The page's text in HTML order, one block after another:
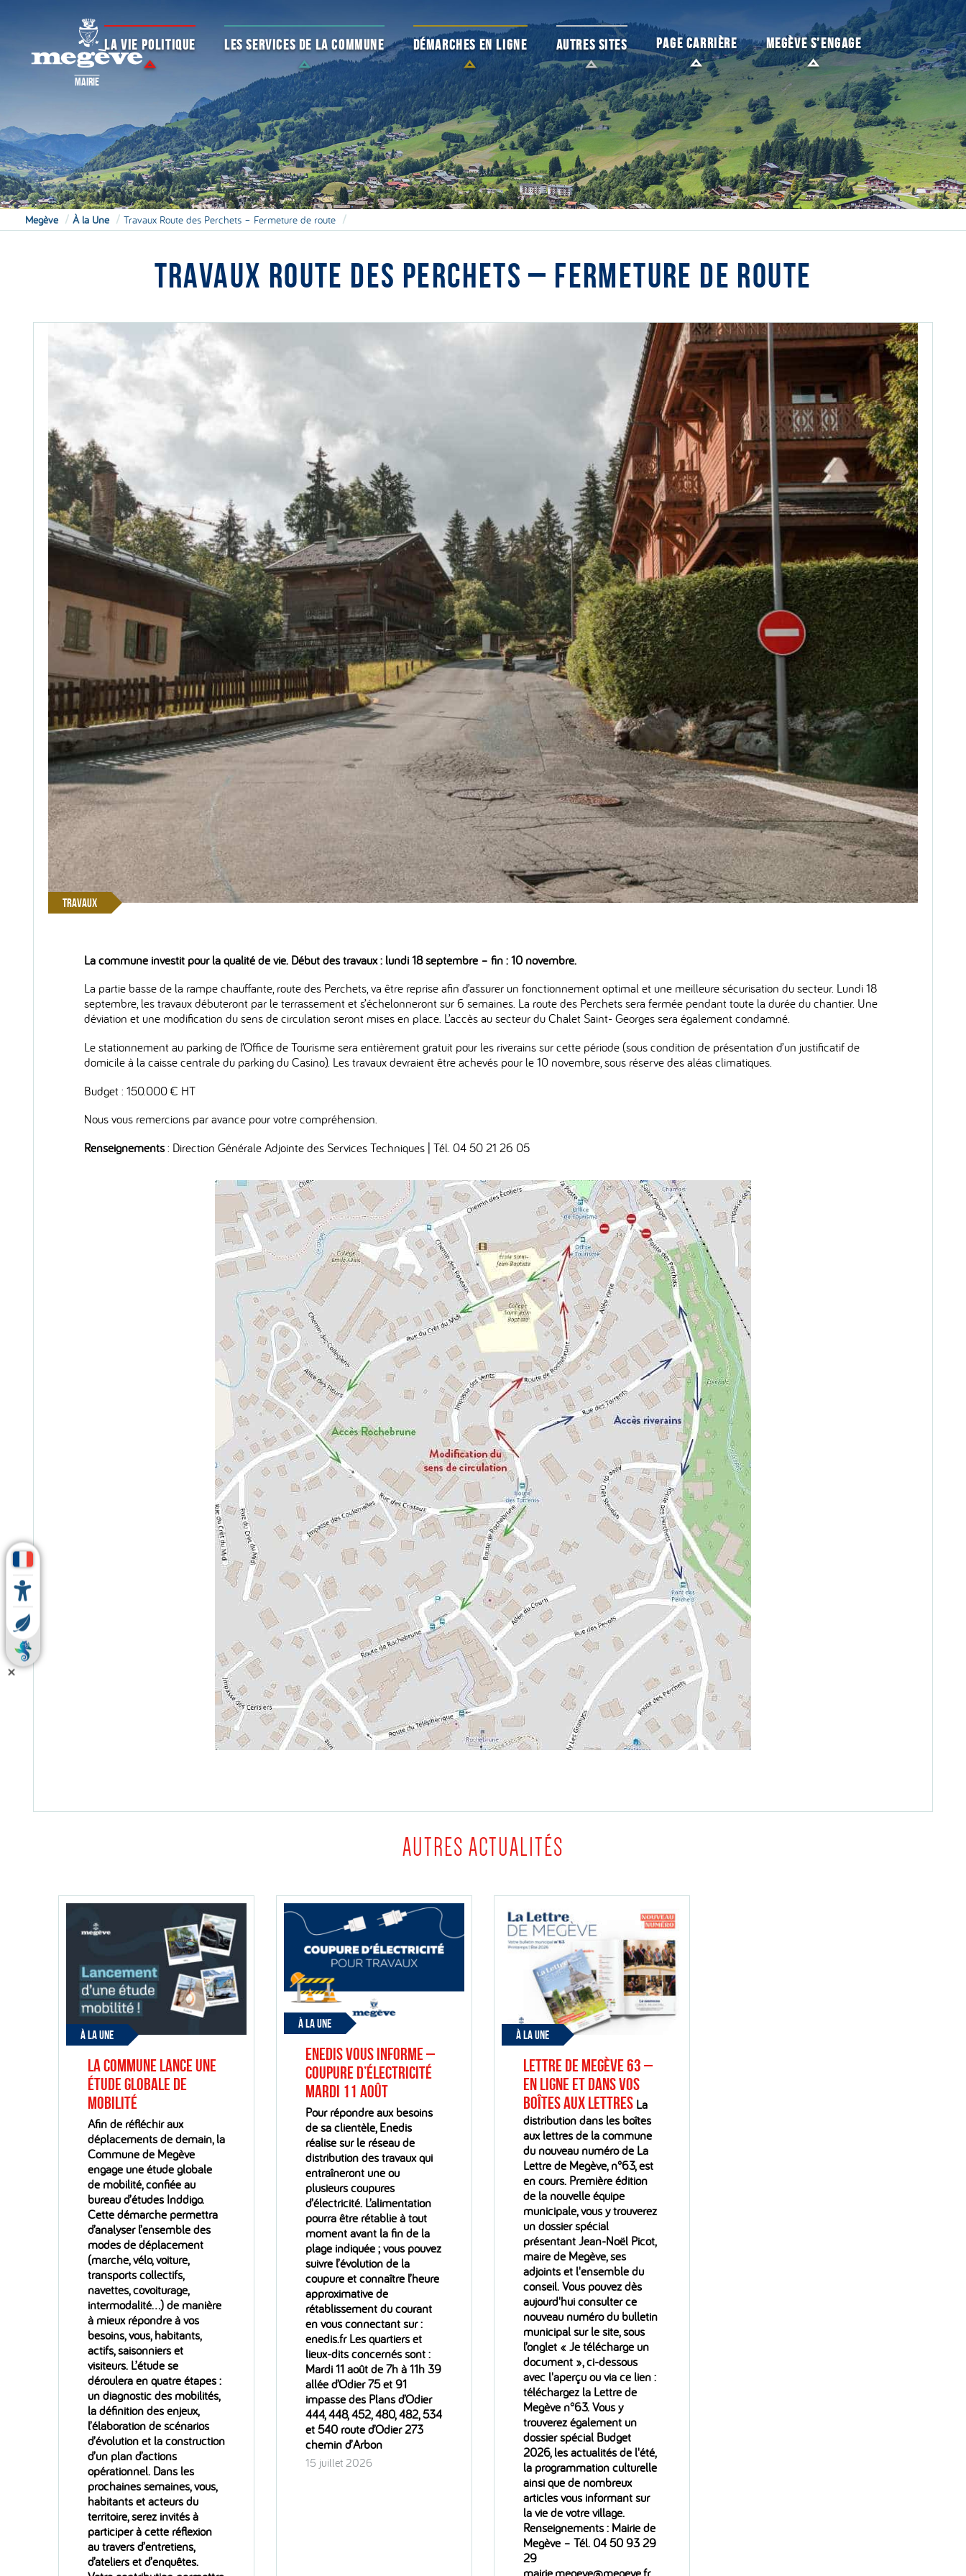
MAIRIE
LA VIE POLITIQUE LES SERVICES DE LA COMMUNE DÉMARCHES EN LIGNE AUTRES SITES PAGE CARRIÈRE MEGÈVE S’ENGAGE
Megève À la Une Travaux Route des Perchets – Fermeture de route
TRAVAUX ROUTE DES PERCHETS – FERMETURE DE ROUTE
TRAVAUX
La commune investit pour la qualité de vie. Début des travaux : lundi 18 septembre – fin : 10 novembre.
La partie basse de la rampe chauffante, route des Perchets, va être reprise afin d’assurer un fonctionnement optimal et une meilleure sécurisation du secteur. Lundi 18
septembre, les travaux débuteront par le terrassement et s’échelonneront sur 6 semaines. La route des Perchets sera fermée pendant toute la durée du chantier. Une
déviation et une modification du sens de circulation seront mises en place. L’accès au secteur du Chalet Saint- Georges sera également condamné.
Le stationnement au parking de l’Office de Tourisme sera entièrement gratuit pour les riverains sur cette période (sous condition de présentation d’un justificatif de
domicile à la caisse centrale du parking du Casino). Les travaux devraient être achevés pour le 10 novembre, sous réserve des aléas climatiques.
Budget : 150.000 € HT
Nous vous remercions par avance pour votre compréhension.
Renseignements: Direction Générale Adjointe des Services Techniques | Tél. 04 50 21 26 05
AUTRES ACTUALITÉS
À LA UNE
La Commune lance une
étude globale de
mobilité
Afin de réfléchir aux
déplacements de demain, la
Commune de Megève
engage une étude globale
de mobilité, confiée au
bureau d’études Inddigo.
Cette démarche permettra
d’analyser l’ensemble des
modes de déplacement
(marche, vélo, voiture,
transports collectifs,
navettes, covoiturage,
intermodalité…) de manière
à mieux répondre à vos
besoins, vous, habitants,
actifs, saisonniers et
visiteurs. L’étude se
déroulera en quatre étapes :
un diagnostic des mobilités,
la définition des enjeux,
l’élaboration de scénarios
d’évolution et la construction
d’un plan d’actions
opérationnel. Dans les
prochaines semaines, vous,
habitants et acteurs du
territoire, serez invités à
participer à cette réflexion
au travers d’entretiens,
d’ateliers et d’enquêtes.
À LA UNE
Enedis vous informe –
Coupure d’électricité
mardi 11 août
Pour répondre aux besoins
de sa clientèle, Enedis
réalise sur le réseau de
distribution des travaux qui
entraîneront une ou
plusieurs coupures
d’électricité. L’alimentation
pourra être rétablie à tout
moment avant la fin de la
plage indiquée ; vous pouvez
suivre l’évolution de la
coupure et connaître l’heure
approximative de
rétablissement du courant
en vous connectant sur :
enedis.fr Les quartiers et
lieux-dits concernés sont :
Mardi 11 août de 7h à 11h 39
allée d’Odier 75 et 91
impasse des Plans d’Odier
444, 448, 452, 480, 482, 534
et 540 route d’Odier 273
chemin d’Arbon
15 juillet 2026
À LA UNE
Lettre de Megève 63 –
En ligne et dans vos
boîtes aux lettres La
distribution dans les boîtes
aux lettres de la commune
du nouveau numéro de La
Lettre de Megève, n°63, est
en cours. Première édition
de la nouvelle équipe
municipale, vous y trouverez
un dossier spécial
présentant Jean-Noël Picot,
maire de Megève, ses
adjoints et l'ensemble du
conseil. Vous pouvez dès
aujourd'hui consulter ce
nouveau numéro du bulletin
municipal sur le site, sous
l’onglet « Je télécharge un
document », ci-dessous
avec l'aperçu ou via ce lien :
téléchargez la Lettre de
Megève n°63. Vous y
trouverez également un
dossier spécial Budget
2026, les actualités de l'été,
la programmation culturelle
ainsi que de nombreux
articles vous informant sur
la vie de votre village.
Renseignements : Mairie de
Megève – Tél. 04 50 93 29
29